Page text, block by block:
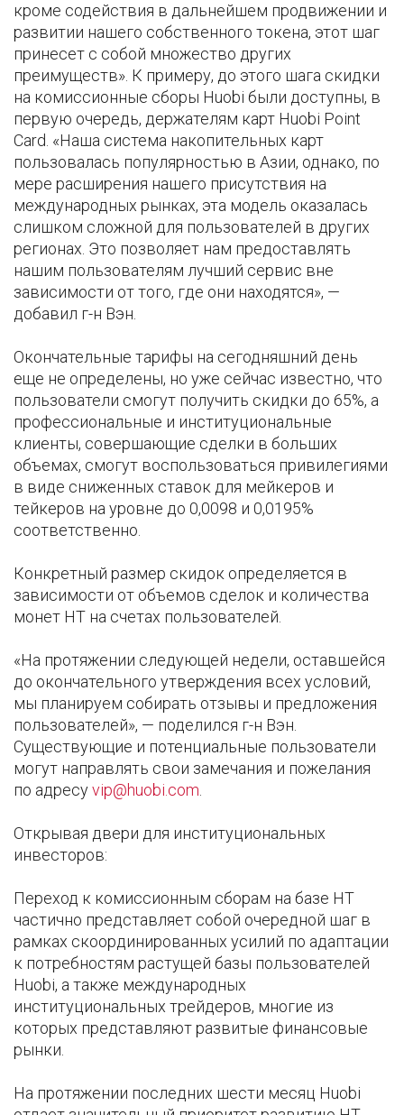
кроме содействия в дальнейшем продвижении и
развитии нашего собственного токена, этот шаг
принесет с собой множество других
преимуществ». К примеру, до этого шага скидки
на комиссионные сборы Huobi были доступны, в
первую очередь, держателям карт Huobi Point
Card. «Наша система накопительных карт
пользовалась популярностью в Азии, однако, по
мере расширения нашего присутствия на
международных рынках, эта модель оказалась
слишком сложной для пользователей в других
регионах. Это позволяет нам предоставлять
нашим пользователям лучший сервис вне
зависимости от того, где они находятся», —
добавил г-н Вэн.
Окончательные тарифы на сегодняшний день
еще не определены, но уже сейчас известно, что
пользователи смогут получить скидки до 65%, а
профессиональные и институциональные
клиенты, совершающие сделки в больших
объемах, смогут воспользоваться привилегиями
в виде сниженных ставок для мейкеров и
тейкеров на уровне до 0,0098 и 0,0195%
соответственно.
Конкретный размер скидок определяется в
зависимости от объемов сделок и количества
монет НТ на счетах пользователей.
«На протяжении следующей недели, оставшейся
до окончательного утверждения всех условий,
мы планируем собирать отзывы и предложения
пользователей», — поделился г-н Вэн.
Существующие и потенциальные пользователи
могут направлять свои замечания и пожелания
по адресуvip@huobi.com.
Открывая двери для институциональных
инвесторов:
Переход к комиссионным сборам на базе НТ
частично представляет собой очередной шаг в
рамках скоординированных усилий по адаптации
к потребностям растущей базы пользователей
Huobi, а также международных
институциональных трейдеров, многие из
которых представляют развитые финансовые
рынки.
На протяжении последних шести месяц Huobi